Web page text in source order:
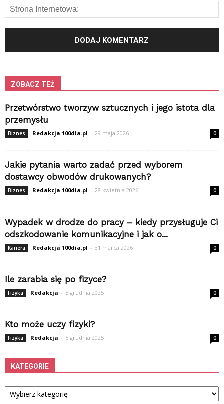
ZOBACZ TEŻ
Przetwórstwo tworzyw sztucznych i jego istota dla
przemysłu
Biznes Redakcja 100dia.pl - 29 maja 2026 0
Jakie pytania warto zadać przed wyborem
dostawcy obwodów drukowanych?
Biznes Redakcja 100dia.pl - 28 kwietnia 2026 0
Wypadek w drodze do pracy – kiedy przysługuje Ci
odszkodowanie komunikacyjne i jak o...
Kariera Redakcja 100dia.pl - 31 marca 2026 0
Ile zarabia się po fizyce?
Fizyka Redakcja - 5 grudnia 2025 0
Kto może uczy fizyki?
Fizyka Redakcja - 5 grudnia 2025 0
KATEGORIE
Kategorie